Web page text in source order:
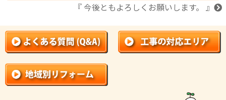
『 今後ともよろしくお願いします。 』